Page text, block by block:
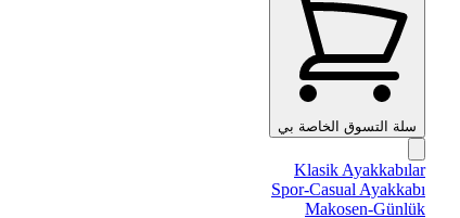
سلة التسوق الخاصة بي
Klasik Ayakkabılar
Spor-Casual Ayakkabı
Makosen-Günlük